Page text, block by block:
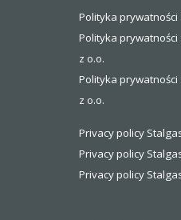
Polityka prywatności
Polityka
z o.o.
Polityka
z o.o.
Privacy policy
Privacy policy
Privacy policy